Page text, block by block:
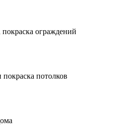
покраска ограждений
потолков